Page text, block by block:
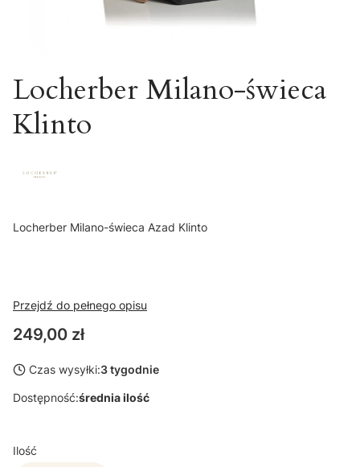
Locherber Milano-świeca
Klinto
Locherber Milano-świeca Azad Klinto
Przejdź do pełnego opisu
Cena
249,00 zł
Czas wysyłki:3 tygodnie
Dostępność:średnia ilość
Ilość